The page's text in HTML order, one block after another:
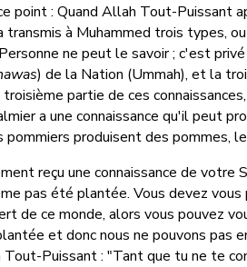
point : Quand Allah Tout-Puissant
transmis à Muhammed trois types,
Personne ne peut le savoir ; c'est
) de la Nation (Ummah), et la
partie de ces
a une connaissance qu'il peut
pommiers produisent des pommes,
reçu une connaissance de
pas été plantée. Vous devez
de ce monde, alors vous pouvez
et donc nous ne pouvons pas
Puissant : "Tant que tu ne te